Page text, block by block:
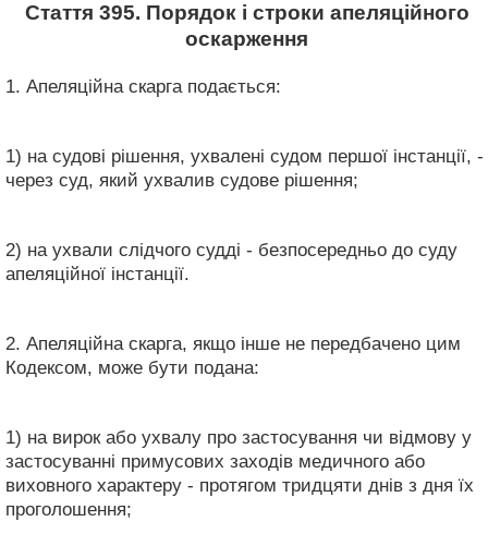
Стаття 395. Порядок і строки апеляційного
оскарження
1. Апеляційна скарга подається:
1) на судові рішення, ухвалені судом першої інстанції, -
через суд, який ухвалив судове рішення;
2) на ухвали слідчого судді - безпосередньо до суду
апеляційної інстанції.
2. Апеляційна скарга, якщо інше не передбачено цим
Кодексом, може бути подана:
1) на вирок або ухвалу про застосування чи відмову у
застосуванні примусових заходів медичного або
виховного характеру - протягом тридцяти днів з дня їх
проголошення;